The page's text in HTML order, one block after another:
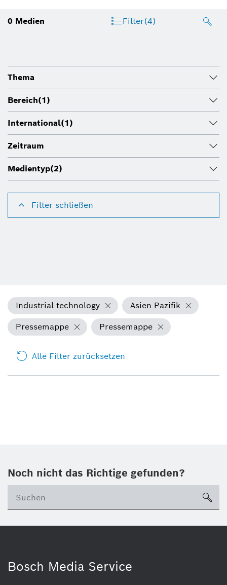
0 Medien Filter(4)
Thema
Bereich(1)
International(1)
Zeitraum
Medientyp(2)
Filter schließen
Industrial technology
Asien Pazifik
Pressemappe
Pressemappe
Alle Filter zurücksetzen
Noch nicht das Richtige gefunden?
Bosch Media Service